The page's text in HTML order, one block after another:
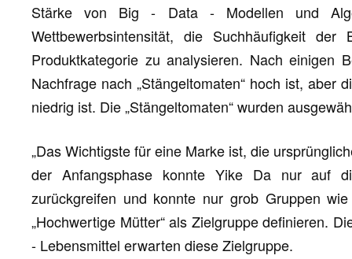
Stärke von Big - Data - Modellen und
Wettbewerbsintensität, die Suchhäufigkeit
Produktkategorie zu analysieren. Nach einigen
Nachfrage nach „Stängeltomaten“ hoch ist, aber
niedrig ist. Die „Stängeltomaten“ wurden
„Das Wichtigste für eine Marke ist, die
der Anfangsphase konnte Yike Da nur auf
zurückgreifen und konnte nur grob Gruppen wie
„Hochwertige Mütter“ als Zielgruppe definieren.
- Lebensmittel erwarten diese Zielgruppe.